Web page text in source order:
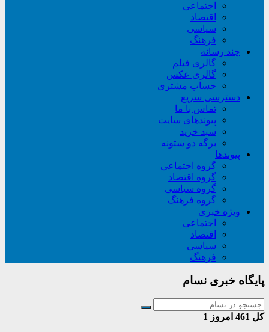
اجتماعی
اقتصاد
سیاسی
فرهنگ
چند رسانه
گالری فیلم
گالری عکس
حساب مشتری
دسترسی سریع
تماس با ما
پیوندهای سایت
سبد خريد
برگه دو ستونه
پیوندها
گروه اجتماعی
گروه اقتصاد
گروه سیاسی
گروه فرهنگ
ویژه خبری
اجتماعی
اقتصاد
سیاسی
فرهنگ
پایگاه خبری نسام
کل امروز 1